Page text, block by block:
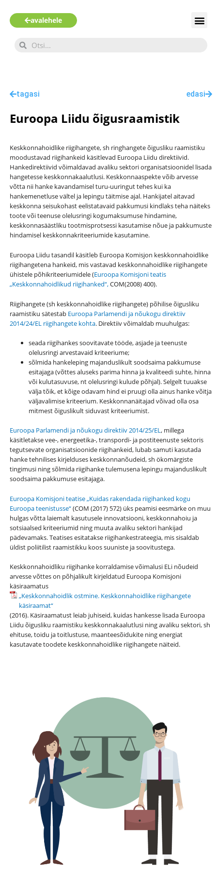
avalehele
tagasi edasi
Euroopa Liidu õigusraamistik
Keskkonnahoidlike riigihangete, sh ringhangete õigusliku raamistiku
moodustavad riigihankeid käsitlevad Euroopa Liidu direktiivid.
Hankedirektiivid võimaldavad avaliku sektori organisatsioonidel lisada
hangetesse keskkonnakaalutlusi. Keskkonnaaspekte võib arvesse
võtta nii hanke kavandamisel turu-uuringut tehes kui ka
hankemenetluse vältel ja lepingu täitmise ajal. Hankijatel aitavad
keskkonna seisukohast eelistatavaid pakkumusi kindlaks teha näiteks
toote või teenuse olelusringi kogumaksumuse hindamine,
keskkonnasäästliku tootmisprotsessi kasutamise nõue ja pakkumuste
hindamisel keskkonnakriteeriumide kasutamine.
Euroopa Liidu tasandil käsitleb Euroopa Komisjon keskkonnahoidlike
riigihangetena hankeid, mis vastavad keskkonnahoidlike riigihangete
ühistele põhikriteeriumidele (Euroopa Komisjoni teatis
„Keskkonnahoidlikud riigihanked“,COM(2008) 400).
Riigihangete (sh keskkonnahoidlike riigihangete) põhilise õigusliku
raamistiku sätestab Euroopa Parlamendi ja nõukogu direktiiv
2014/24/EL riigihangete kohta. Direktiiv võimaldab muuhulgas:
seada riigihankes soovitavate tööde, asjade ja teenuste
olelusringi arvestavaid kriteeriume;
sõlmida hankeleping majanduslikult soodsaima pakkumuse
esitajaga (võttes aluseks parima hinna ja kvaliteedi suhte, hinna
või kulutasuvuse, nt olelusringi kulude põhjal). Selgelt tuuakse
välja tõik, et kõige odavam hind ei pruugi olla ainus hanke võitja
väljavalimise kriteerium. Keskkonnanäitajad võivad olla osa
mitmest õiguslikult siduvast kriteeriumist.
Euroopa Parlamendi ja nõukogu direktiiv 2014/25/EL, millega
käsitletakse vee-, energeetika-, transpordi- ja postiteenuste sektoris
tegutsevate organisatsioonide riigihankeid, lubab samuti kasutada
hanke tehnilises kirjelduses keskkonnanõudeid, sh ökomärgiste
tingimusi ning sõlmida riigihanke tulemusena lepingu majanduslikult
soodsaima pakkumuse esitajaga.
Euroopa Komisjoni teatise „Kuidas rakendada riigihanked kogu
Euroopa teenistusse“(COM (2017) 572) üks peamisi eesmärke on muu
hulgas võtta laiemalt kasutusele innovatsiooni, keskkonnahoiu ja
sotsiaalsed kriteeriumid ning muuta avaliku sektori hankijad
pädevamaks. Teatises esitatakse riigihankestrateegia, mis sisaldab
üldist poliitilist raamistikku koos suuniste ja soovitustega.
Keskkonnahoidliku riigihanke korraldamise võimalusi ELi nõudeid
arvesse võttes on põhjalikult kirjeldatud Euroopa Komisjoni
käsiraamatus
„Keskkonnahoidlik ostmine. Keskkonnahoidlike riigihangete
käsiraamat“
(2016). Käsiraamatust leiab juhiseid, kuidas hankesse lisada Euroopa
Liidu õigusliku raamistiku keskkonnakaalutlusi ning avaliku sektori, sh
ehituse, toidu ja toitlustuse, maanteesõidukite ning energiat
kasutavate toodete keskkonnahoidlike riigihangete näiteid.